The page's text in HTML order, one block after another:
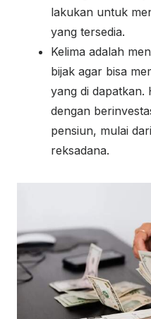
lakukan untuk
yang tersedia.
Kelima adalah
bijak agar bisa
yang di dapatkan.
dengan
pensiun, mulai
reksadana.